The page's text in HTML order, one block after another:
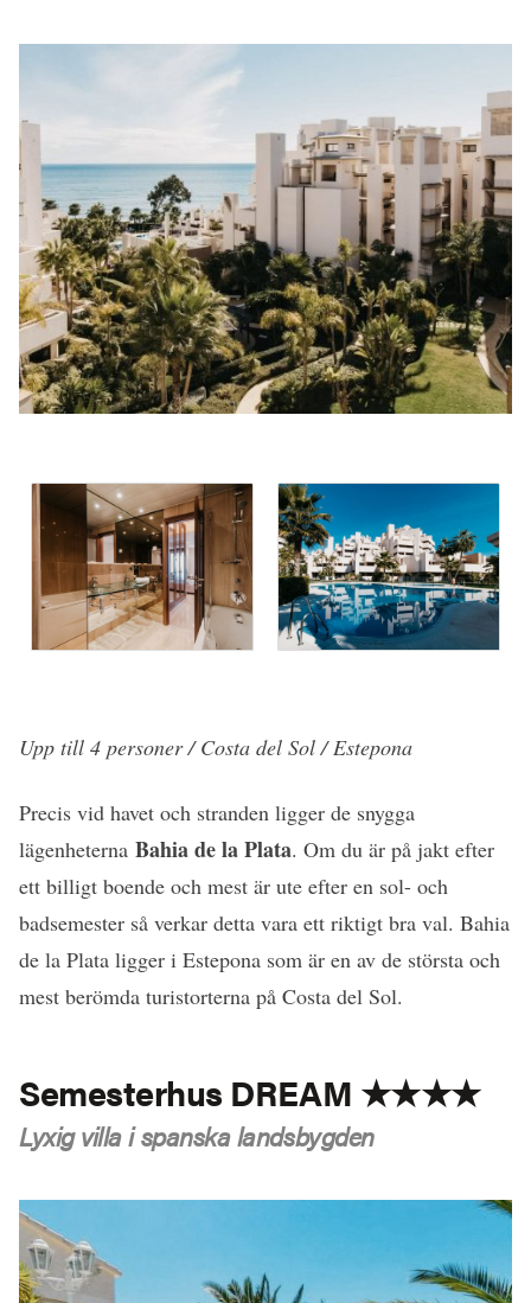
Upp till 4 personer / Costa del Sol / Estepona
Precis vid havet och stranden ligger de snygga
lägenheterna Bahia de la Plata. Om du är på jakt efter
ett billigt boende och mest är ute efter en sol- och
badsemester så verkar detta vara ett riktigt bra val. Bahia
de la Plata ligger i Estepona som är en av de största och
mest berömda turistorterna på Costa del Sol.
Semesterhus DREAM ★★★★
Lyxig villa i spanska landsbygden